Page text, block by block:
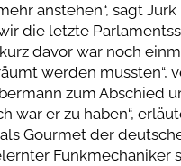
anstehen“, sagt
die letzte
davor war noch
werden mussten“,
zum Abschied
war er zu haben“,
Gourmet der